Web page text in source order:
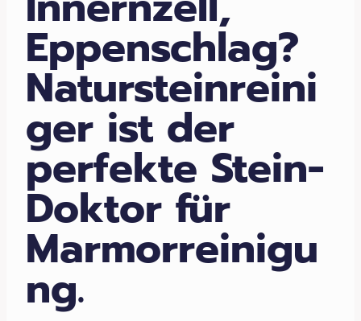
Eppenschlag?
Natursteinreini
ger ist der
perfekte Stein-
Doktor für
Marmorreinigu
ng.